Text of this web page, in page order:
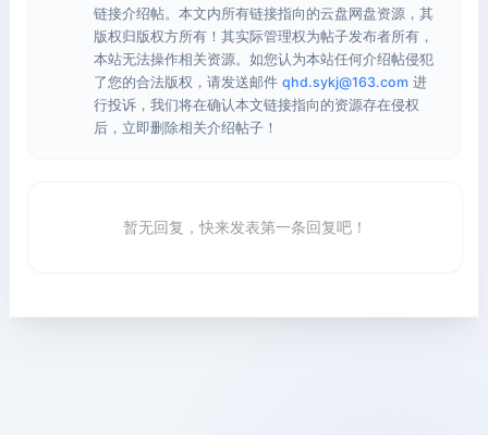
链接介绍帖。本文内所有链接指向的云盘网盘资源，其
版权归版权方所有！其实际管理权为帖子发布者所有，
本站无法操作相关资源。如您认为本站任何介绍帖侵犯
了您的合法版权，请发送邮件 qhd.sykj@163.com 进
行投诉，我们将在确认本文链接指向的资源存在侵权
后，立即删除相关介绍帖子！
暂无回复，快来发表第一条回复吧！